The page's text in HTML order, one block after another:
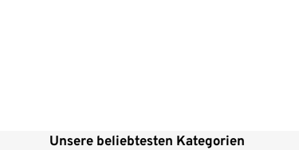
Unsere beliebtesten Kategorien